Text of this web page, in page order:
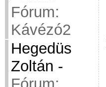
Fórum:
Kávézó2
Hegedüs
Zoltán -